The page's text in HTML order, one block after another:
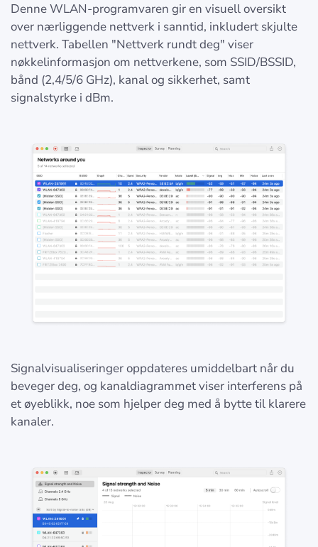
Denne WLAN-programvaren gir en visuell oversikt
over nærliggende nettverk i sanntid, inkludert skjulte
nettverk. Tabellen "Nettverk rundt deg" viser
nøkkelinformasjon om nettverkene, som SSID/BSSID,
bånd (2,4/5/6 GHz), kanal og sikkerhet, samt
signalstyrke i dBm.
Signalvisualiseringer oppdateres umiddelbart når du
beveger deg, og kanaldiagrammet viser interferens på
et øyeblikk, noe som hjelper deg med å bytte til klarere
kanaler.